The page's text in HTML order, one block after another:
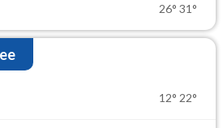
26° 31°
12° 22°